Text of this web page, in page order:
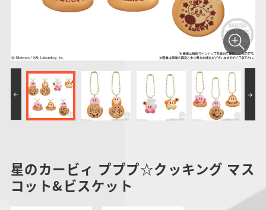
スーパー戦隊シリー
ズ
ーズ
わ
星のカービィ プププ☆クッキング マス
コット&ビスケット